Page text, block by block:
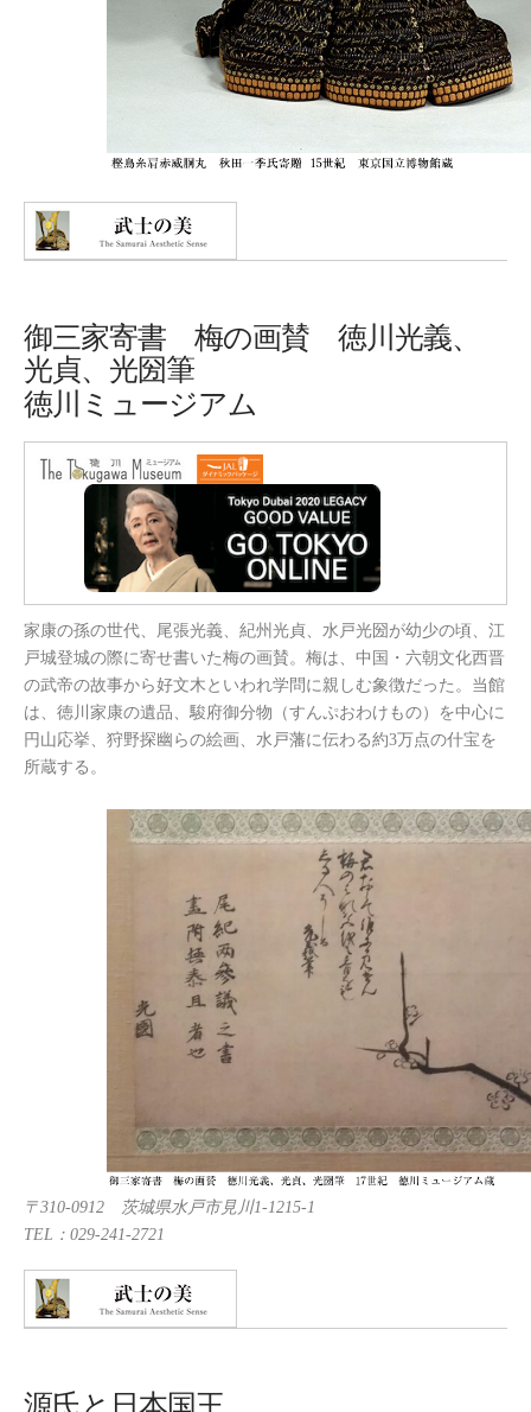
御三家寄書 梅の画賛 徳川光義、
光貞、光圀筆
徳川ミュージアム
家康の孫の世代、尾張光義、紀州光貞、水戸光圀が幼少の頃、江
戸城登城の際に寄せ書いた梅の画賛。梅は、中国・六朝文化西晋
の武帝の故事から好文木といわれ学問に親しむ象徴だった。当館
は、徳川家康の遺品、駿府御分物（すんぷおわけもの）を中心に
円山応挙、狩野探幽らの絵画、水戸藩に伝わる約3万点の什宝を
所蔵する。
〒310-0912 茨城県水戸市見川1-1215-1
TEL：029-241-2721
源氏と日本国王